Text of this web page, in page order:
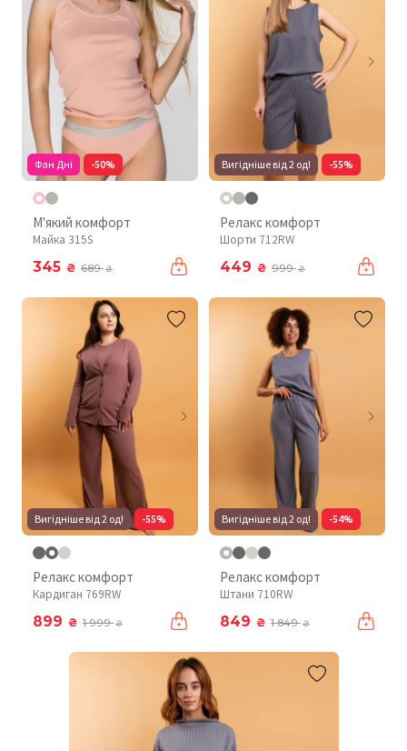
Фан Дні -50%
М'який комфорт
Майка 315S
345 ₴ 689₴
Вигідніше від 2 од! -55%
Релакс комфорт
Шорти 712RW
449 ₴ 999₴
Вигідніше від 2 од! -55%
Релакс комфорт
Кардиган 769RW
899 ₴ 1 999₴
Вигідніше від 2 од! -54%
Релакс комфорт
Штани 710RW
849 ₴ 1 849₴